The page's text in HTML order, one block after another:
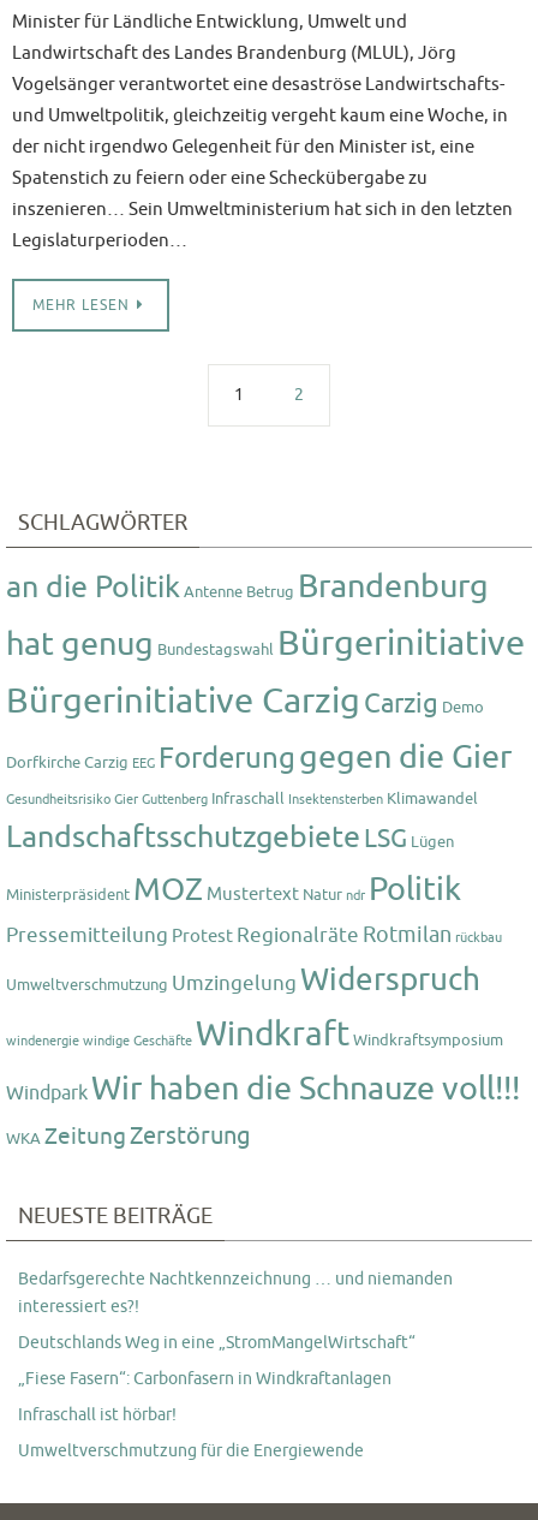
Minister für Ländliche Entwicklung, Umwelt und
Landwirtschaft des Landes Brandenburg (MLUL), Jörg
Vogelsänger verantwortet eine desaströse Landwirtschafts-
und Umweltpolitik, gleichzeitig vergeht kaum eine Woche, in
der nicht irgendwo Gelegenheit für den Minister ist, eine
Spatenstich zu feiern oder eine Scheckübergabe zu
inszenieren… Sein Umweltministerium hat sich in den letzten
Legislaturperioden…
MEHR LESEN
1 2
SCHLAGWÖRTER
an die PolitikAntenne Betrug Brandenburg
hat genug Bundestagswahl Bürgerinitiative
Bürgerinitiative Carzig Carzig Demo
Dorfkirche Carzig EEG Forderung gegen die Gier
Gesundheitsrisiko Gier Guttenberg Infraschall Insektensterben Klimawandel
LandschaftsschutzgebieteLSG Lügen
Ministerpräsident MOZ Mustertext Natur ndr Politik
Pressemitteilung Protest Regionalräte Rotmilan rückbau
Umweltverschmutzung UmzingelungWiderspruch
windenergie windige Geschäfte WindkraftWindkraftsymposium
WindparkWir haben die Schnauze voll!!!
WKAZeitungZerstörung
NEUESTE BEITRÄGE
Bedarfsgerechte Nachtkennzeichnung … und niemanden
interessiert es?!
Deutschlands Weg in eine „StromMangelWirtschaft“
„Fiese Fasern“: Carbonfasern in Windkraftanlagen
Infraschall ist hörbar!
Umweltverschmutzung für die Energiewende